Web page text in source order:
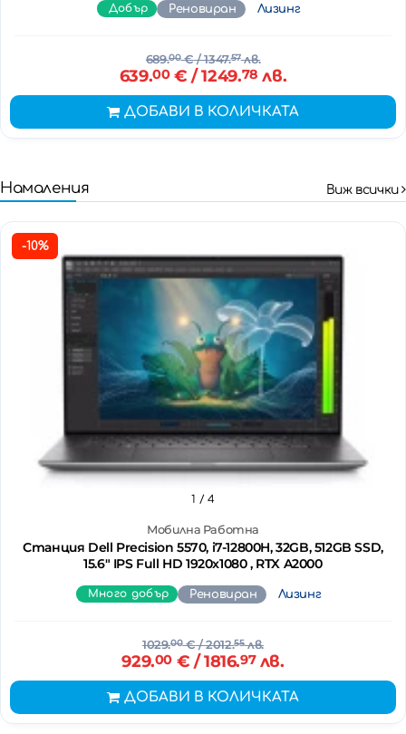
Добър Реновиран Лизинг
689.00€/ 1347.57лв.
639.00€ / 1249.78 лв.
ДОБАВИ В КОЛИЧКАТА
Намаления Виж всички
-10%
Мобилна Работна
Станция Dell Precision 5570, i7-12800H, 32GB, 512GB SSD,
15.6" IPS Full HD 1920x1080 , RTX A2000
1 / 4
Много добър Реновиран Лизинг
1029.00€/ 2012.55лв.
929.00€ / 1816.97лв.
ДОБАВИ В КОЛИЧКАТА